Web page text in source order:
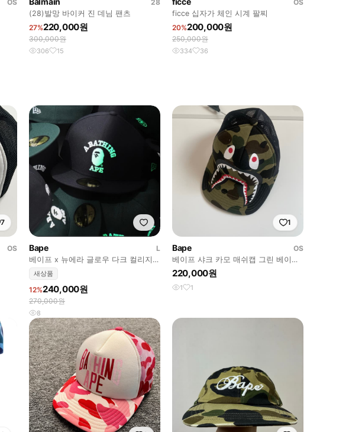
OS
28
(28)발망 바이커 진 데님 팬츠
27%220,000원
300,000원
306 15
OS
ficce 십자가 체인 시계 팔찌
20%200,000원
250,000원
334 36
7
OS
Bape
L
베이프 x 뉴에라 글로우 다크 컬리지
뉴에라 캡 네이비 볼캡
새상품
12%240,000원
270,000원
8
1
Bape
OS
베이프 샤크 카모 매쉬캡 그린 베이프
모자
220,000원
1 1